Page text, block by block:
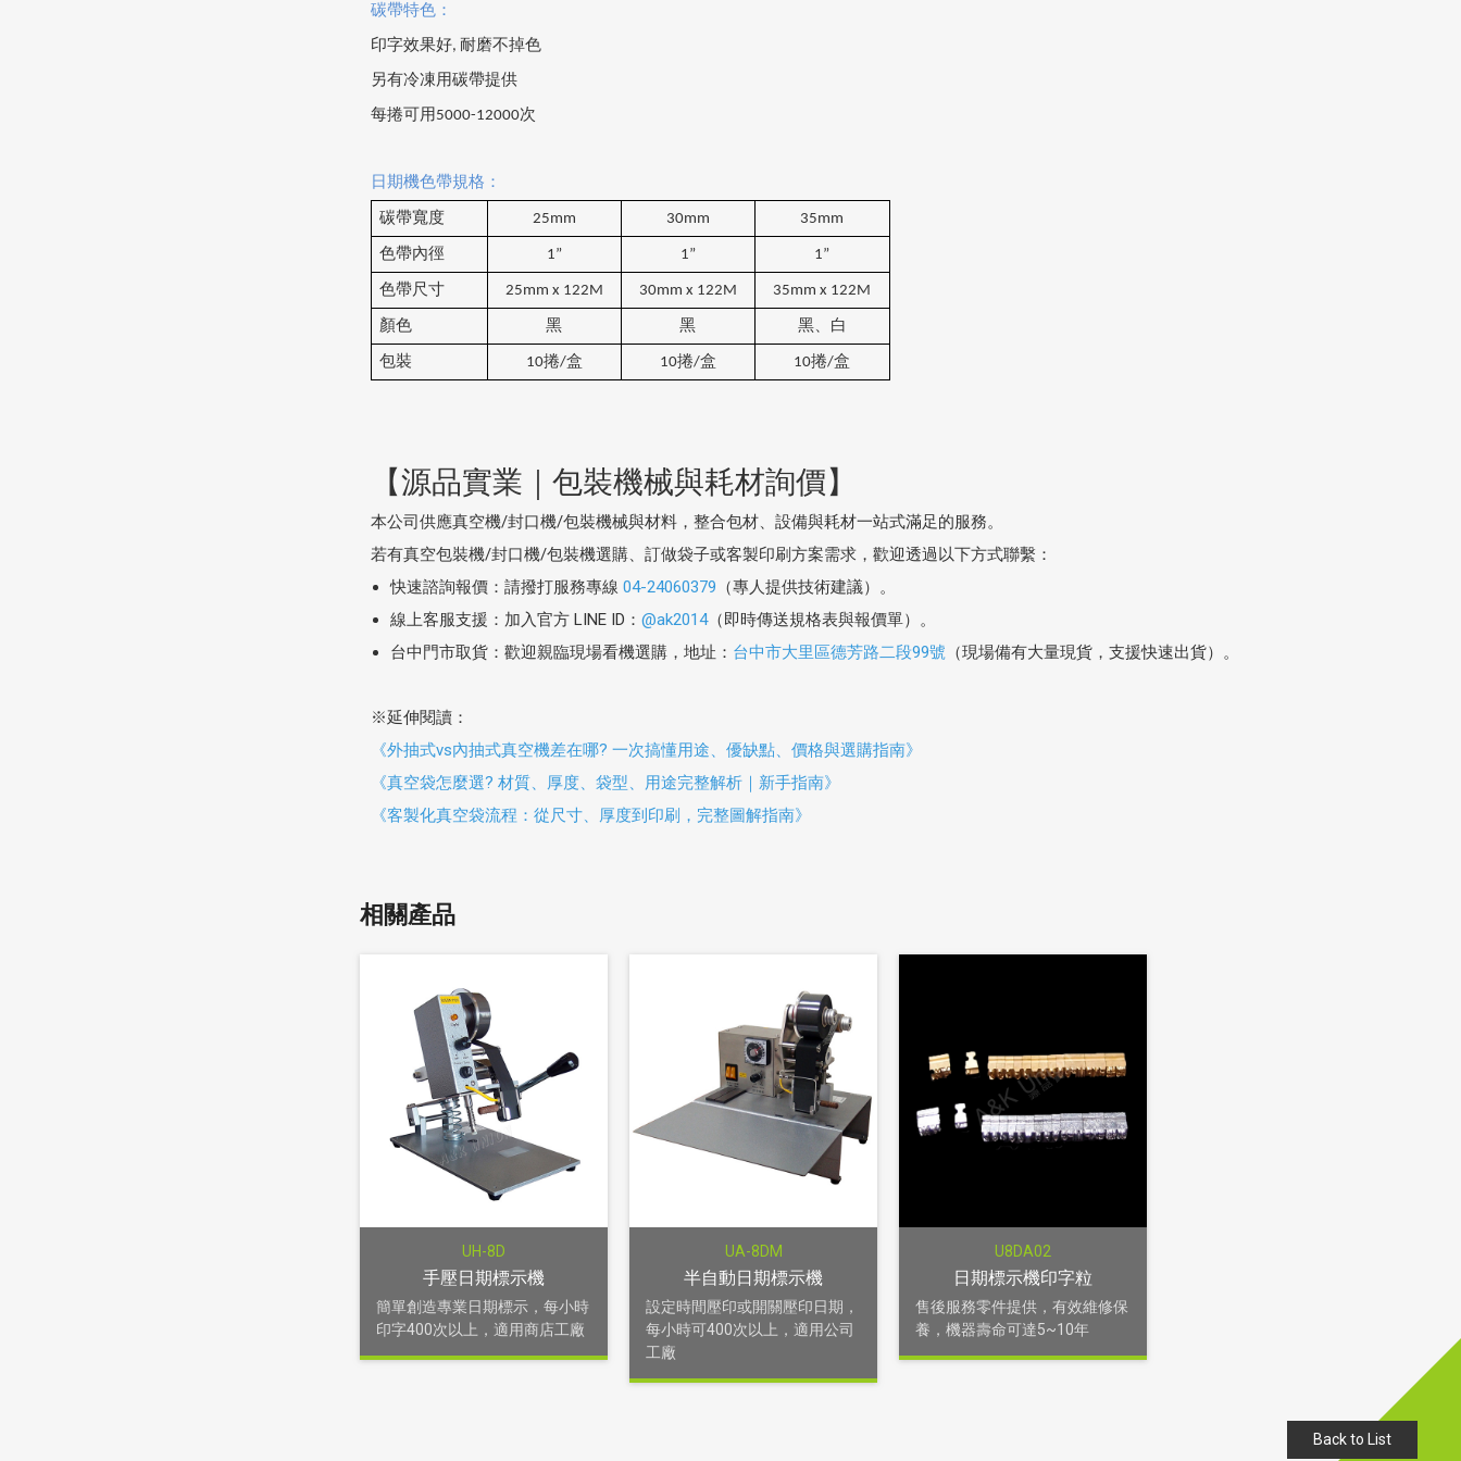
碳帶特色：
印字效果好, 耐磨不掉色
另有冷凍用碳帶提供
每捲可用5000-12000次
日期機色帶規格：
碳帶寬度 25mm 30mm 35mm
色帶內徑 1” 1” 1”
色帶尺寸 25mm x 122M 30mm x 122M 35mm x 122M
顏色 黑 黑 黑、白
包裝 10捲/盒 10捲/盒 10捲/盒
【源品實業｜包裝機械與耗材詢價】
本公司供應真空機/封口機/包裝機械與材料，整合包材、設備與耗材一站式滿足的服務。
若有真空包裝機/封口機/包裝機選購、訂做袋子或客製印刷方案需求，歡迎透過以下方式聯繫：
快速諮詢報價：請撥打服務專線 04-24060379 （專人提供技術建議）。
線上客服支援：加入官方 LINE ID： @ak2014（即時傳送規格表與報價單）。
台中門市取貨：歡迎親臨現場看機選購，地址： 台中市大里區德芳路二段99號（現場備有大量現貨，支援快速出貨）。
※延伸閱讀：
《外抽式vs內抽式真空機差在哪? 一次搞懂用途、優缺點、價格與選購指南》
《真空袋怎麼選? 材質、厚度、袋型、用途完整解析｜新手指南》
《客製化真空袋流程：從尺寸、厚度到印刷，完整圖解指南》
相關產品
UH-8D
手壓日期標示機
簡單創造專業日期標示，每小時
印字400次以上，適用商店工廠
UA-8DM
半自動日期標示機
設定時間壓印或開關壓印日期，
每小時可400次以上，適用公司
工廠
U8DA02
日期標示機印字粒
售後服務零件提供，有效維修保
養，機器壽命可達5~10年
Back to List